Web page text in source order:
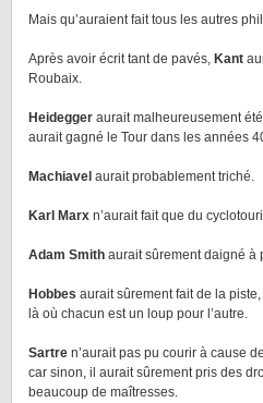
Mais qu’auraient fait tous les autres
Après avoir écrit tant de pavés, Kant
Roubaix.
Heidegger aurait malheureusement
aurait gagné le Tour dans les années
Machiavel aurait probablement triché.
Karl Marx n’aurait fait que du
Adam Smith aurait sûrement daigné à
Hobbes aurait sûrement fait de la
là où chacun est un loup pour l’autre.
Sartre n’aurait pas pu courir à cause
car sinon, il aurait sûrement pris des
beaucoup de maîtresses.